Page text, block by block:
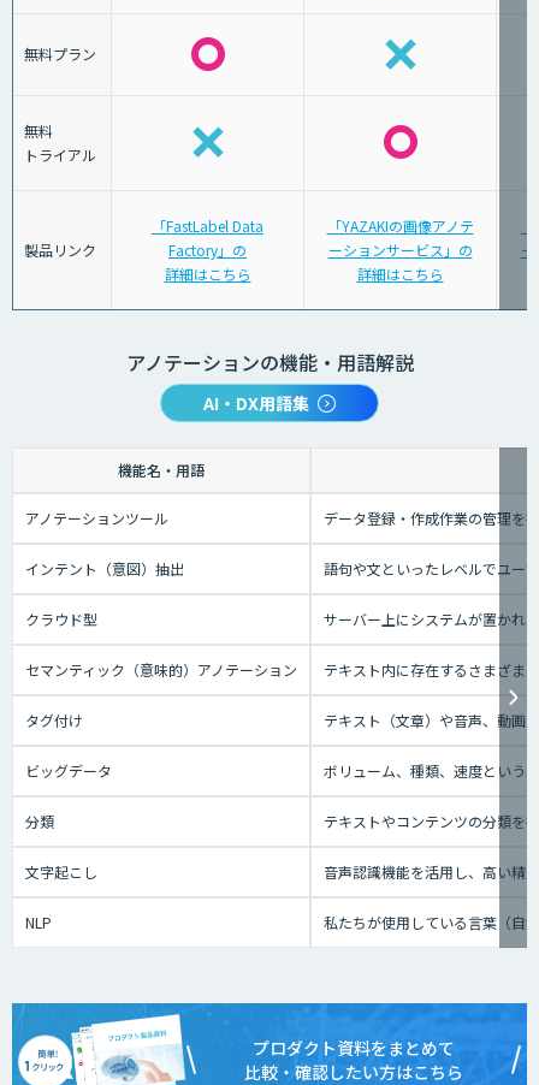
無料プラン
無料
トライアル
製品リンク
「FastLabel Data
Factory」の
詳細はこちら
「YAZAKIの画像アノテ
ーションサービス」の
詳細はこちら
アノテーションの機能・用語解説
AI・DX用語集
機能名・用語
アノテーションツール データ登録・作成作業の管理を
インテント（意図）抽出 語句や文といったレベルでユー
クラウド型 サーバー上にシステムが置かれ
セマンティック（意味的）アノテーション テキスト内に存在するさまざま
タグ付け テキスト（文章）や音声、動画
ビッグデータ ボリューム、種類、速度という
分類 テキストやコンテンツの分類を
文字起こし 音声認識機能を活用し、高い精
NLP 私たちが使用している言葉（自
プロダクト資料をまとめて
比較・確認したい方はこちら